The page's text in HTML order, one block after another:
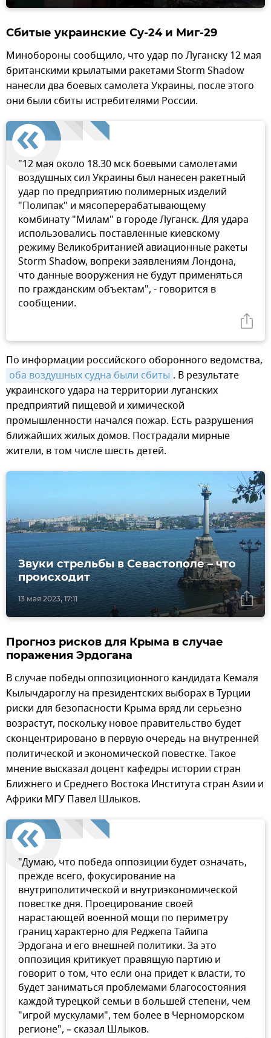
Сбитые украинские Су-24 и Миг-29
Минобороны сообщило, что удар по Луганску 12 мая
британскими крылатыми ракетами Storm Shadow
нанесли два боевых самолета Украины, после этого
они были сбиты истребителями России.
"12 мая около 18.30 мск боевыми самолетами
воздушных сил Украины был нанесен ракетный
удар по предприятию полимерных изделий
"Полипак" и мясоперерабатывающему
комбинату "Милам" в городе Луганск. Для удара
использовались поставленные киевскому
режиму Великобританией авиационные ракеты
Storm Shadow, вопреки заявлениям Лондона,
что данные вооружения не будут применяться
по гражданским объектам", - говорится в
сообщении.
По информации российского оборонного ведомства,
оба воздушных судна были сбиты . В результате
украинского удара на территории луганских
предприятий пищевой и химической
промышленности начался пожар. Есть разрушения
ближайших жилых домов. Пострадали мирные
жители, в том числе шесть детей.
13 мая 2023, 17:11
Звуки стрельбы в Севастополе – что
происходит
Прогноз рисков для Крыма в случае
поражения Эрдогана
В случае победы оппозиционного кандидата Кемаля
Кылычдароглу на президентских выборах в Турции
риски для безопасности Крыма вряд ли серьезно
возрастут, поскольку новое правительство будет
сконцентрировано в первую очередь на внутренней
политической и экономической повестке. Такое
мнение высказал доцент кафедры истории стран
Ближнего и Среднего Востока Института стран Азии и
Африки МГУ Павел Шлыков.
"Думаю, что победа оппозиции будет означать,
прежде всего, фокусирование на
внутриполитической и внутриэкономической
повестке дня. Проецирование своей
нарастающей военной мощи по периметру
границ характерно для Реджепа Тайипа
Эрдогана и его внешней политики. За это
оппозиция критикует правящую партию и
говорит о том, что если она придет к власти, то
будет заниматься проблемами благосостояния
каждой турецкой семьи в большей степени, чем
"игрой мускулами", тем более в Черноморском
регионе", – сказал Шлыков.